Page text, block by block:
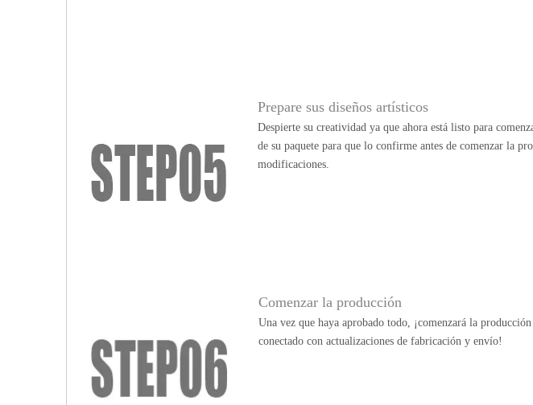
Prepare sus diseños artísticos
Despierte su creatividad ya que ahora está listo para
de su paquete para que lo confirme antes de comenzar la
modificaciones.
Comenzar la producción
Una vez que haya aprobado todo, ¡comenzará la
conectado con actualizaciones de fabricación y envío!